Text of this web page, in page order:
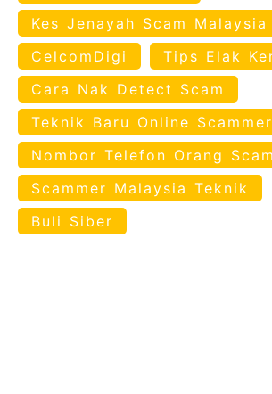
Kes Jenayah Scam Malaysia
CelcomDigi
Tips Elak
Cara Nak Detect Scam
Teknik Baru Online Scammer
Nombor Telefon Orang
Scammer Malaysia Teknik
Buli Siber